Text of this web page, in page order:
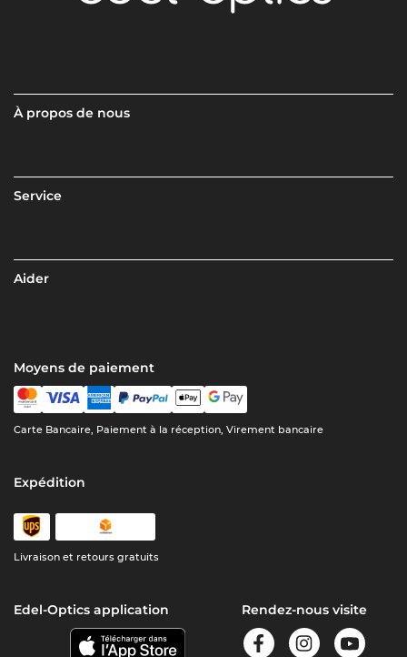
À propos de nous
Service
Aider
Moyens de paiement
Carte Bancaire, Paiement à la réception, Virement bancaire
Expédition
Livraison et retours gratuits
Edel-Optics application Rendez-nous visite